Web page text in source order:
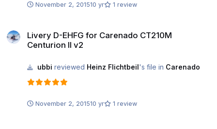
November 2, 201510 yr 1 review
Livery D-EHFG for Carenado CT210M
Centurion II v2
ubbi reviewed Heinz Flichtbeil's file in Carenado
November 2, 201510 yr 1 review